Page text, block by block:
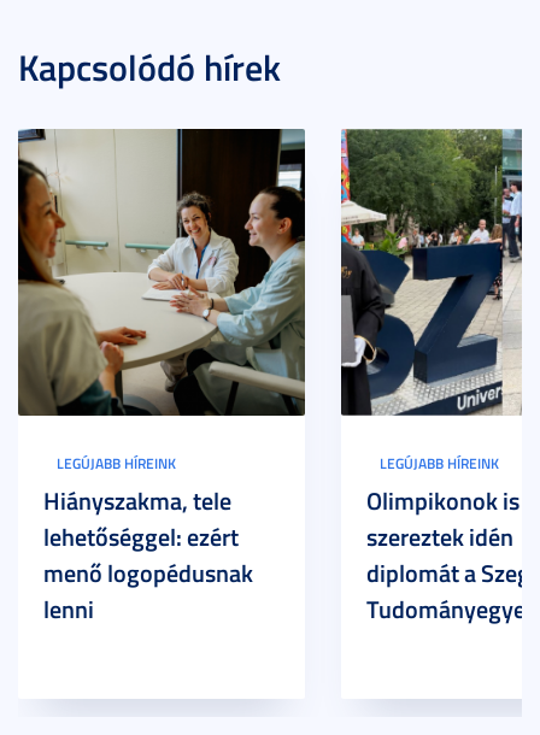
Kapcsolódó hírek
LEGÚJABB HÍREINK
Hiányszakma, tele
lehetőséggel: ezért
menő logopédusnak
lenni
LEGÚJABB HÍREINK
Olimpikonok is
szereztek idén
diplomát a